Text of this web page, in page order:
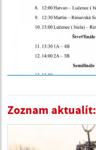
Zoznam aktualít: